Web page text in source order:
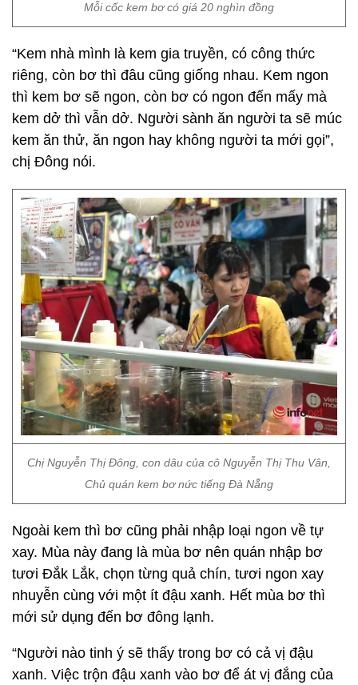
Mỗi cốc kem bơ có giá 20 nghìn đồng
“Kem nhà mình là kem gia truyền, có công thức
riêng, còn bơ thì đâu cũng giống nhau. Kem ngon
thì kem bơ sẽ ngon, còn bơ có ngon đến mấy mà
kem dở thì vẫn dở. Người sành ăn người ta sẽ múc
kem ăn thử, ăn ngon hay không người ta mới gọi”,
chị Đông nói.
Chị Nguyễn Thị Đông, con dâu của cô Nguyễn Thị Thu Vân,
Chủ quán kem bơ nức tiếng Đà Nẵng
Ngoài kem thì bơ cũng phải nhập loại ngon về tự
xay. Mùa này đang là mùa bơ nên quán nhập bơ
tươi Đắk Lắk, chọn từng quả chín, tươi ngon xay
nhuyễn cùng với một ít đậu xanh. Hết mùa bơ thì
mới sử dụng đến bơ đông lạnh.
“Người nào tinh ý sẽ thấy trong bơ có cả vị đậu
xanh. Việc trộn đậu xanh vào bơ để át vị đắng của